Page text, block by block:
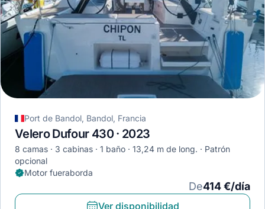
Port de Bandol, Bandol, Francia
Velero Dufour 430 · 2023
8 camas 3 cabinas 1 baño 13,24 m de long.
Patrón
opcional
Motor fueraborda
De414 €/día
Ver disponibilidad